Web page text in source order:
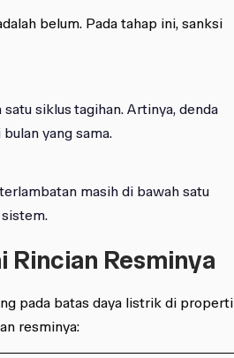
belum. Pada tahap ini, sanksi
satu siklus tagihan. Artinya, denda
yang sama.
masih di bawah satu
Rincian Resminya
pada batas daya listrik di properti
resminya: